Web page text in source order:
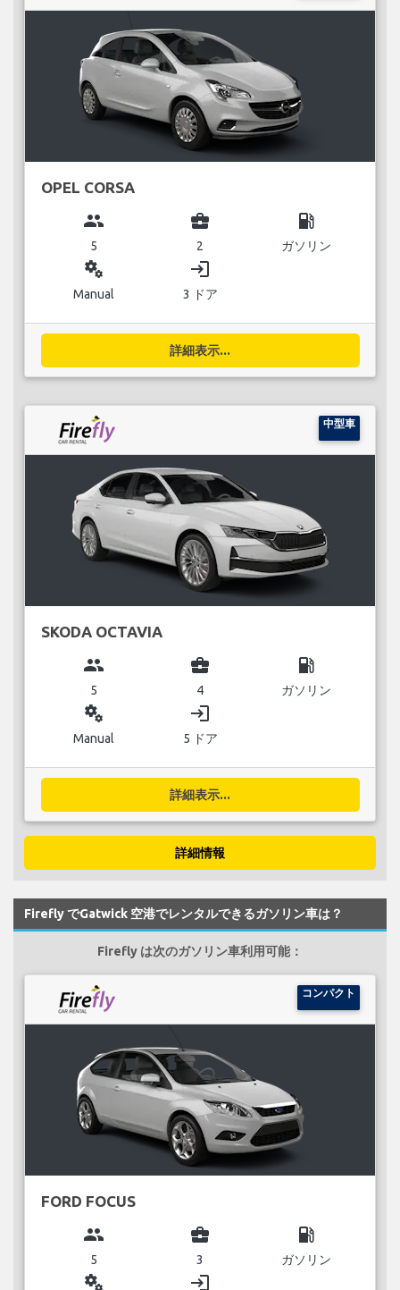
OPEL CORSA
group
5
business_center
2
local_gas_station
ガソリン
miscellaneous_services
Manual
login
3 ドア
詳細表示...
中型車
SKODA OCTAVIA
group
5
business_center
4
local_gas_station
ガソリン
miscellaneous_services
Manual
login
5 ドア
詳細表示...
詳細情報
Firefly でGatwick 空港でレンタルできるガソリン車は？
Firefly は次のガソリン車利用可能：
コンパクト
FORD FOCUS
group
5
business_center
3
local_gas_station
ガソリン
miscellaneous_services login